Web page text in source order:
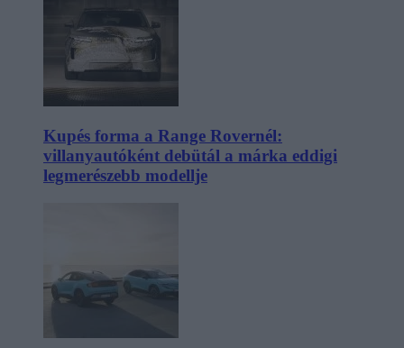
Kupés forma a Range Rovernél:
villanyautóként debütál a márka eddigi
legmerészebb modellje